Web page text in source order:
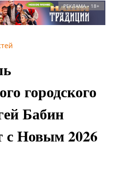
РЕКЛАМА • 18+
городского
Бабин
с Новым 2026